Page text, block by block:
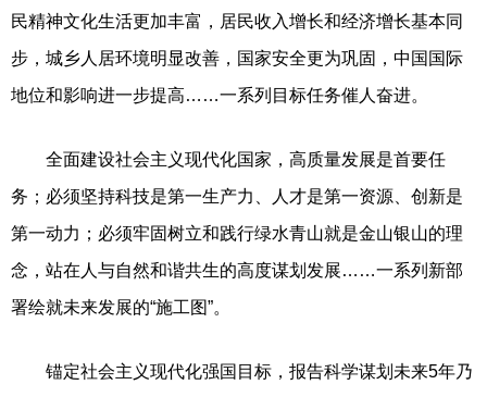
民精神文化生活更加丰富，居民收入增长和经济增长基本同
步，城乡人居环境明显改善，国家安全更为巩固，中国国际
地位和影响进一步提高……一系列目标任务催人奋进。
全面建设社会主义现代化国家，高质量发展是首要任
务；必须坚持科技是第一生产力、人才是第一资源、创新是
第一动力；必须牢固树立和践行绿水青山就是金山银山的理
念，站在人与自然和谐共生的高度谋划发展……一系列新部
署绘就未来发展的“施工图”。
锚定社会主义现代化强国目标，报告科学谋划未来5年乃